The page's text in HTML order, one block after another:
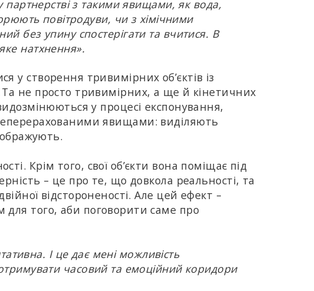
партнерстві з такими явищами, як вода,
повітродуви, чи з хімічними
без упину спостерігати та вчитися. В
натхнення».
у створення тривимірних об’єктів із
не просто тривимірних, а ще й кінетичних
у процесі експонування,
явищами: виділяють
Крім того, свої об’єкти вона поміщає під
– це про те, що довкола реальності, та
відстороненості. Але цей ефект –
того, аби поговорити саме про
І це дає мені можливість
часовий та емоційний коридори